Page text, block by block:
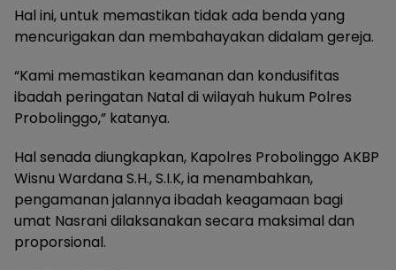
Hal ini, untuk memastikan tidak ada benda yang
mencurigakan dan membahayakan didalam gereja.
“Kami memastikan keamanan dan kondusifitas
ibadah peringatan Natal di wilayah hukum Polres
Probolinggo,” katanya.
Hal senada diungkapkan, Kapolres Probolinggo AKBP
Wisnu Wardana S.H., S.I.K, ia menambahkan,
pengamanan jalannya ibadah keagamaan bagi
umat Nasrani dilaksanakan secara maksimal dan
proporsional.